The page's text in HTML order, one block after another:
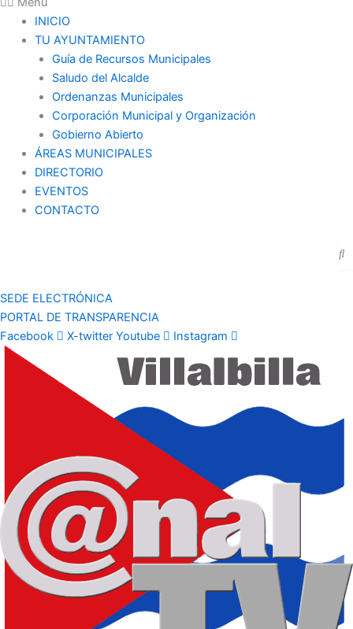
INICIO
TU AYUNTAMIENTO
Guía de Recursos Municipales
Saludo del Alcalde
Ordenanzas Municipales
Corporación Municipal y Organización
Gobierno Abierto
ÁREAS MUNICIPALES
DIRECTORIO
EVENTOS
CONTACTO
SEDE ELECTRÓNICA
PORTAL DE TRANSPARENCIA
Facebook
X-twitter Youtube Instagram